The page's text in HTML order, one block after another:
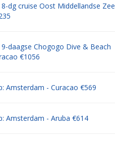
8-dg cruise Oost Middellandse Zee
9-daagse Chogogo Dive & Beach
€1056
Amsterdam - Curacao €569
Amsterdam - Aruba €614